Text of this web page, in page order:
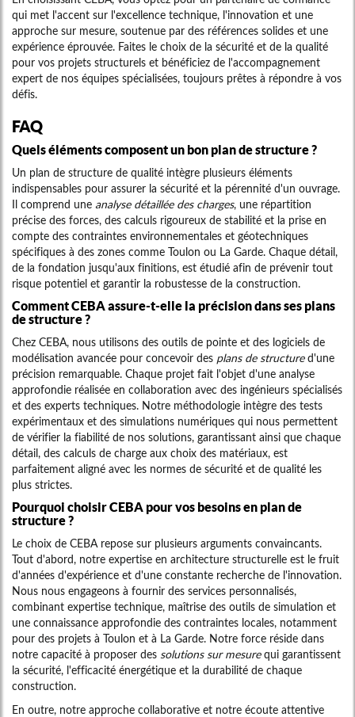
qui met l'accent sur l'excellence technique, l'innovation et une
approche sur mesure, soutenue par des références solides et une
expérience éprouvée. Faites le choix de la sécurité et de la qualité
pour vos projets structurels et bénéficiez de l'accompagnement
expert de nos équipes spécialisées, toujours prêtes à répondre à vos
défis.
FAQ
Quels éléments composent un bon plan de structure ?
Un plan de structure de qualité intègre plusieurs éléments
indispensables pour assurer la sécurité et la pérennité d'un ouvrage.
Il comprend une analyse détaillée des charges, une répartition
précise des forces, des calculs rigoureux de stabilité et la prise en
compte des contraintes environnementales et géotechniques
spécifiques à des zones comme Toulon ou La Garde. Chaque détail,
de la fondation jusqu'aux finitions, est étudié afin de prévenir tout
risque potentiel et garantir la robustesse de la construction.
Comment CEBA assure-t-elle la précision dans ses plans
de structure ?
Chez CEBA, nous utilisons des outils de pointe et des logiciels de
modélisation avancée pour concevoir des plans de structured'une
précision remarquable. Chaque projet fait l'objet d'une analyse
approfondie réalisée en collaboration avec des ingénieurs spécialisés
et des experts techniques. Notre méthodologie intègre des tests
expérimentaux et des simulations numériques qui nous permettent
de vérifier la fiabilité de nos solutions, garantissant ainsi que chaque
détail, des calculs de charge aux choix des matériaux, est
parfaitement aligné avec les normes de sécurité et de qualité les
plus strictes.
Pourquoi choisir CEBA pour vos besoins en plan de
structure ?
Le choix de CEBA repose sur plusieurs arguments convaincants.
Tout d'abord, notre expertise en architecture structurelle est le fruit
d'années d'expérience et d'une constante recherche de l'innovation.
Nous nous engageons à fournir des services personnalisés,
combinant expertise technique, maîtrise des outils de simulation et
une connaissance approfondie des contraintes locales, notamment
pour des projets à Toulon et à La Garde. Notre force réside dans
notre capacité à proposer des solutions sur mesurequi garantissent
la sécurité, l'efficacité énergétique et la durabilité de chaque
construction.
En outre, notre approche collaborative et notre écoute attentive